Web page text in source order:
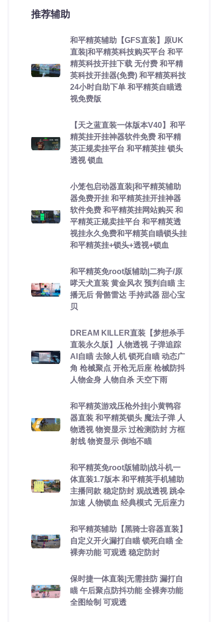
推荐辅助
和平精英辅助【GFS直装】原UK
直装|和平精英科技购买平台 和平
精英科技开挂下载 无付费 和平精
英科技开挂器(免费) 和平精英科技
24小时自助下单 和平精英自瞄透
视免费版
【天之蓝直装一体版本V40】和平
精英挂开挂神器软件免费 和平精
英正规卖挂平台 和平精英挂 锁头
透视 锁血
小笼包启动器直装|和平精英辅助
器免费开挂 和平精英挂开挂神器
软件免费 和平精英挂网站购买 和
平精英正规卖挂平台 和平精英透
视挂永久免费和平精英自瞄锁头挂
和平精英挂+锁头+透视+锁血
和平精英免root版辅助|二狗子/原
哮天犬直装 黄金风衣 预判自瞄 主
播无后 骨骼雷达 手持武器 甜心宝
贝
DREAM KILLER直装【梦想杀手
直装永久版】人物透视 子弹追踪
AI自瞄 去除人机 锁死自瞄 动态广
角 枪械聚点 开枪无后座 枪械防抖
人物金身 人物自杀 天空下雨
和平精英游戏压枪外挂|小黄鸭容
器直装 和平精英锁头 魔法子弹 人
物透视 物资显示 过检测防封 方框
射线 物资显示 倒地不瞄
和平精英免root版辅助|战斗机一
体直装1.7版本 和平精英手机辅助
主播同款 稳定防封 观战透视 跳伞
加速 人物锁血 经典模式 无后座力
和平精英辅助【黑骑士容器直装】
自定义开火漏打自瞄 锁死自瞄 全
裸奔功能 可观透 稳定防封
保时捷一体直装|无需挂防 漏打自
瞄 午后聚点防抖功能 全裸奔功能
全图绘制 可观透